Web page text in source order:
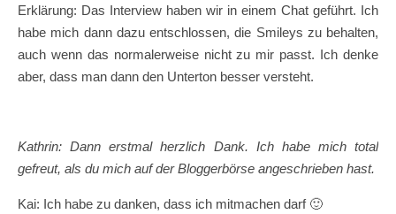
Erklärung: Das Interview haben wir in einem Chat geführt. Ich
habe mich dann dazu entschlossen, die Smileys zu behalten,
auch wenn das normalerweise nicht zu mir passt. Ich denke
aber, dass man dann den Unterton besser versteht.
Kathrin: Dann erstmal herzlich Dank. Ich habe mich total
gefreut, als du mich auf der Bloggerbörse angeschrieben hast.
Kai: Ich habe zu danken, dass ich mitmachen darf 🙂